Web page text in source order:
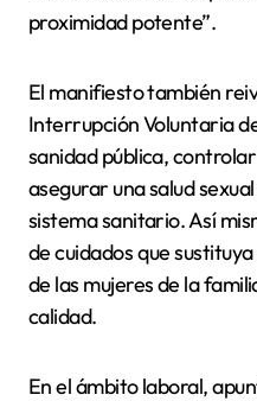
proximidad potente”.
El manifiesto también
Interrupción Voluntaria
sanidad pública,
asegurar una salud
sistema sanitario. Así
de cuidados que
de las mujeres de la
calidad.
En el ámbito laboral,